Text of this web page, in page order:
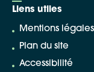
Liens utiles
Mentions légales
Plan du site
Accessibilité